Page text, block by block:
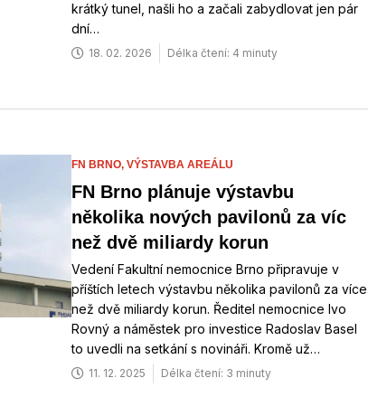
krátký tunel, našli ho a začali zabydlovat jen pár
dní…
18. 02. 2026 Délka čtení: 4 minuty
FN BRNO, VÝSTAVBA AREÁLU
FN Brno plánuje výstavbu
několika nových pavilonů za víc
než dvě miliardy korun
Vedení Fakultní nemocnice Brno připravuje v
příštích letech výstavbu několika pavilonů za více
než dvě miliardy korun. Ředitel nemocnice Ivo
Rovný a náměstek pro investice Radoslav Basel
to uvedli na setkání s novináři. Kromě už…
11. 12. 2025 Délka čtení: 3 minuty